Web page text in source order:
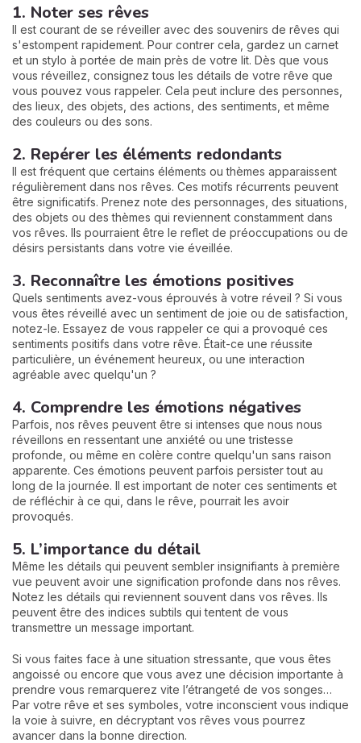
1. Noter ses rêves
Il est courant de se réveiller avec des souvenirs de rêves qui
s'estompent rapidement. Pour contrer cela, gardez un carnet
et un stylo à portée de main près de votre lit. Dès que vous
vous réveillez, consignez tous les détails de votre rêve que
vous pouvez vous rappeler. Cela peut inclure des personnes,
des lieux, des objets, des actions, des sentiments, et même
des couleurs ou des sons.
2. Repérer les éléments redondants
Il est fréquent que certains éléments ou thèmes apparaissent
régulièrement dans nos rêves. Ces motifs récurrents peuvent
être significatifs. Prenez note des personnages, des situations,
des objets ou des thèmes qui reviennent constamment dans
vos rêves. Ils pourraient être le reflet de préoccupations ou de
désirs persistants dans votre vie éveillée.
3. Reconnaître les émotions positives
Quels sentiments avez-vous éprouvés à votre réveil ? Si vous
vous êtes réveillé avec un sentiment de joie ou de satisfaction,
notez-le. Essayez de vous rappeler ce qui a provoqué ces
sentiments positifs dans votre rêve. Était-ce une réussite
particulière, un événement heureux, ou une interaction
agréable avec quelqu'un ?
4. Comprendre les émotions négatives
Parfois, nos rêves peuvent être si intenses que nous nous
réveillons en ressentant une anxiété ou une tristesse
profonde, ou même en colère contre quelqu'un sans raison
apparente. Ces émotions peuvent parfois persister tout au
long de la journée. Il est important de noter ces sentiments et
de réfléchir à ce qui, dans le rêve, pourrait les avoir
provoqués.
5. L’importance du détail
Même les détails qui peuvent sembler insignifiants à première
vue peuvent avoir une signification profonde dans nos rêves.
Notez les détails qui reviennent souvent dans vos rêves. Ils
peuvent être des indices subtils qui tentent de vous
transmettre un message important.
Si vous faites face à une situation stressante, que vous êtes
angoissé ou encore que vous avez une décision importante à
prendre vous remarquerez vite l’étrangeté de vos songes…
Par votre rêve et ses symboles, votre inconscient vous indique
la voie à suivre, en décryptant vos rêves vous pourrez
avancer dans la bonne direction.